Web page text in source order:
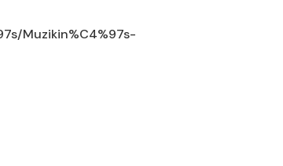
Muzikin%C4%97s-